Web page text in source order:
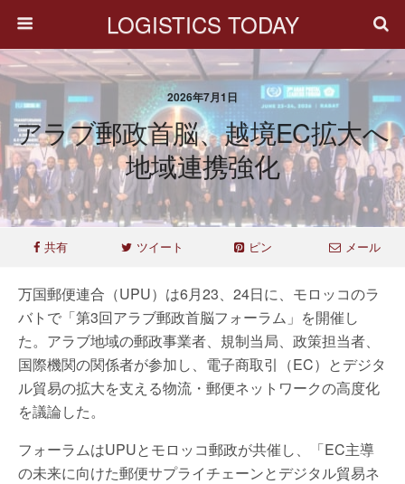
LOGISTICS TODAY
2026年7月1日
アラブ郵政首脳、越境EC拡大へ
地域連携強化
共有 ツイート ピン メール
万国郵便連合（UPU）は6月23、24日に、モロッコのラ
バトで「第3回アラブ郵政首脳フォーラム」を開催し
た。アラブ地域の郵政事業者、規制当局、政策担当者、
国際機関の関係者が参加し、電子商取引（EC）とデジタ
ル貿易の拡大を支える物流・郵便ネットワークの高度化
を議論した。
フォーラムはUPUとモロッコ郵政が共催し、「EC主導
の未来に向けた郵便サプライチェーンとデジタル貿易ネ